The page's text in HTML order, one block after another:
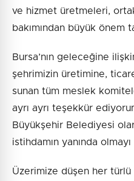
ve hizmet üretmeleri,
bakımından büyük önem
Bursa’nın geleceğine
şehrimizin üretimine,
sunan tüm meslek
ayrı ayrı teşekkür
Büyükşehir Belediyesi
istihdamın yanında
Üzerimize düşen her